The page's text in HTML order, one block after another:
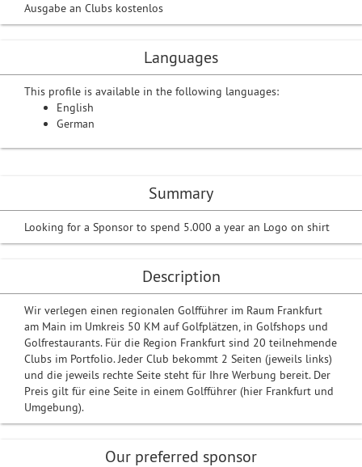
Summary
Looking for a Sponsor to spend 5.000 a year an Logo on shirt
Description
Wir verlegen einen regionalen Golfführer im Raum Frankfurt
am Main im Umkreis 50 KM auf Golfplätzen, in Golfshops und
Golfrestaurants. Für die Region Frankfurt sind 20 teilnehmende
Clubs im Portfolio. Jeder Club bekommt 2 Seiten (jeweils links)
und die jeweils rechte Seite steht für Ihre Werbung bereit. Der
Preis gilt für eine Seite in einem Golfführer (hier Frankfurt und
Umgebung).
Our preferred sponsor
Ausgabe an Clubs kostenlos
Languages
This profile is available in the following languages:
English
German